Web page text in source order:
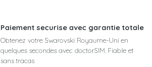
Paiement securise avec garantie totale
Obtenez votre Swarovski Royaume-Uni en
quelques secondes avec doctorSIM. Fiable et
sans tracas